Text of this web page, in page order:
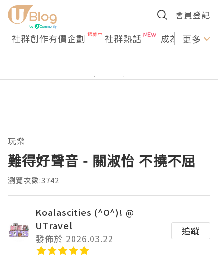
會員登記
社群創作有價企劃 社群熱話 成為U更多
玩樂
難得好聲音 - 關淑怡 不撓不屈
瀏覽次數:3742
Koalascities (^O^)! @
UTravel
發佈於 2026.03.22
追蹤